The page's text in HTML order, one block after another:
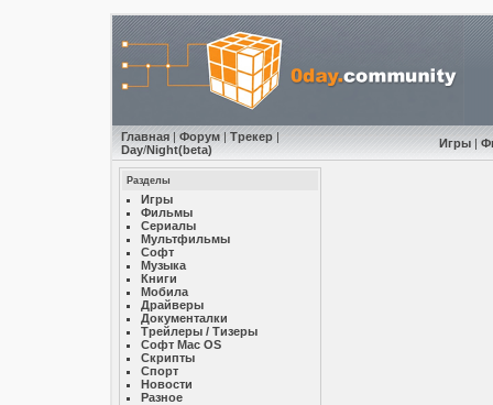
Главная| Форум| Трекер|
Day/Night(beta) Игры|
Разделы
Игры
Фильмы
Сериалы
Мультфильмы
Софт
Музыкa
Книги
Мобила
Драйверы
Документалки
Трейлеры / Тизеры
Софт Mac OS
Скрипты
Спорт
Новости
Разное